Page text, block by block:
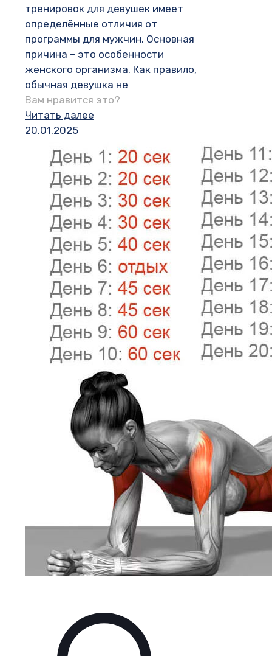
тренировок для девушек имеет
определённые отличия от
программы для мужчин. Основная
причина – это особенности
женского организма. Как правило,
обычная девушка не
Вам нравится это?
Читать далее
20.01.2025